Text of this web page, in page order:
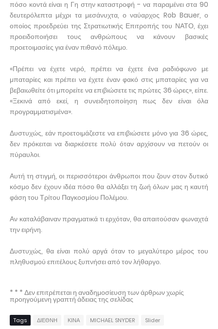
πόσο κοντά είναι η Γη στην καταστροφή - να παραμένει στα 90
δευτερόλεπτα μέχρι τα μεσάνυχτα, ο ναύαρχος Rob Bauer, ο
οποίος προεδρεύει της Στρατιωτικής Επιτροπής του ΝΑΤΟ, έχει
προειδοποιήσει τους ανθρώπους να κάνουν βασικές
προετοιμασίες για έναν πιθανό πόλεμο.
«Πρέπει να έχετε νερό, πρέπει να έχετε ένα ραδιόφωνο με
μπαταρίες και πρέπει να έχετε έναν φακό στις μπαταρίες για να
βεβαιωθείτε ότι μπορείτε να επιβιώσετε τις πρώτες 36 ώρες», είπε.
«Ξεκινά από εκεί, η συνειδητοποίηση πως δεν είναι όλα
προγραμματισμένα».
Δυστυχώς, εάν προετοιμάζεστε να επιβιώσετε μόνο για 36 ώρες,
δεν πρόκειται να διαρκέσετε πολύ όταν αρχίσουν να πετούν οι
πύραυλοι.
Αυτή τη στιγμή, οι περισσότεροι άνθρωποι που ζουν στον δυτικό
κόσμο δεν έχουν ιδέα πόσο θα αλλάξει τη ζωή όλων μας η καυτή
φάση του Τρίτου Παγκοσμίου Πολέμου.
Αν καταλάβαιναν πραγματικά τι ερχόταν, θα απαιτούσαν φωναχτά
την ειρήνη.
Δυστυχώς, θα είναι πολύ αργά όταν το μεγαλύτερο μέρος του
πληθυσμού επιτέλους ξυπνήσει από τον λήθαργο.
* * * Δεν επιτρέπεται η αναδημοσίευση των άρθρων χωρίς
προηγούμενη γραπτή άδειας της σελίδας
Tags ΔΙΕΘΝΗ ΚΙΝΑ MICHAEL SNYDER Slider